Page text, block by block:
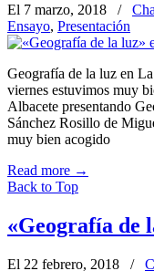
El 7 marzo, 2018 /
Ensayo, Presentación
Geografía de la luz en
viernes estuvimos muy
Albacete presentando
Sánchez Rosillo de
muy bien acogido
Read more →
Back to Top
«Geografía de
El 22 febrero, 2018 /